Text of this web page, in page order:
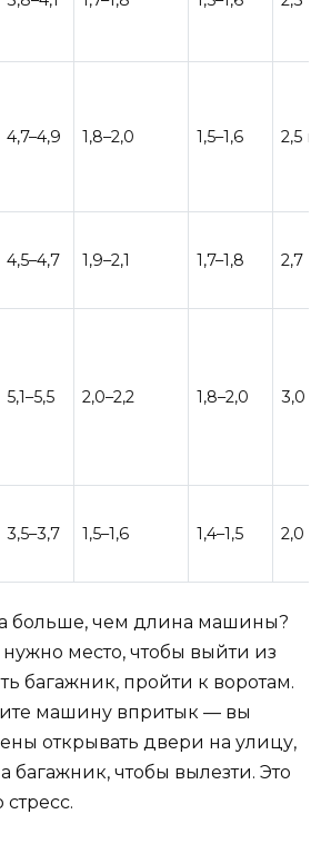
4,7–4,9 1,8–2,0 1,5–1,6 2,5 м
4,5–4,7 1,9–2,1 1,7–1,8 2,7 м
5,1–5,5 2,0–2,2 1,8–2,0 3,0 м
3,5–3,7 1,5–1,6 1,4–1,5 2,0 м
больше, чем длина машины?
место, чтобы выйти из
багажник, пройти к воротам.
машину впритык — вы
открывать двери на улицу,
багажник, чтобы вылезти. Это